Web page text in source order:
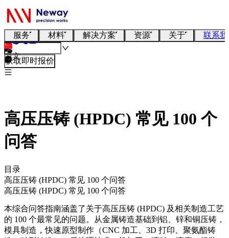
服务 材料 解决方案 资源 关于 联系
中文
获取即时报价
高压压铸 (HPDC) 常见 100 个
问答
目录
高压压铸 (HPDC) 常见 100 个问答
高压压铸 (HPDC) 常见 100 个问答
本综合问答指南涵盖了关于高压压铸 (HPDC) 及相关制造工艺
的 100 个最常见的问题。从金属铸造基础到铝、锌和铜压铸，
模具制造，快速原型制作（CNC 加工、3D 打印、聚氨酯铸